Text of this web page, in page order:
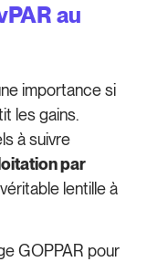
au
importance si
les gains.
à suivre
par
lentille à
GOPPAR pour